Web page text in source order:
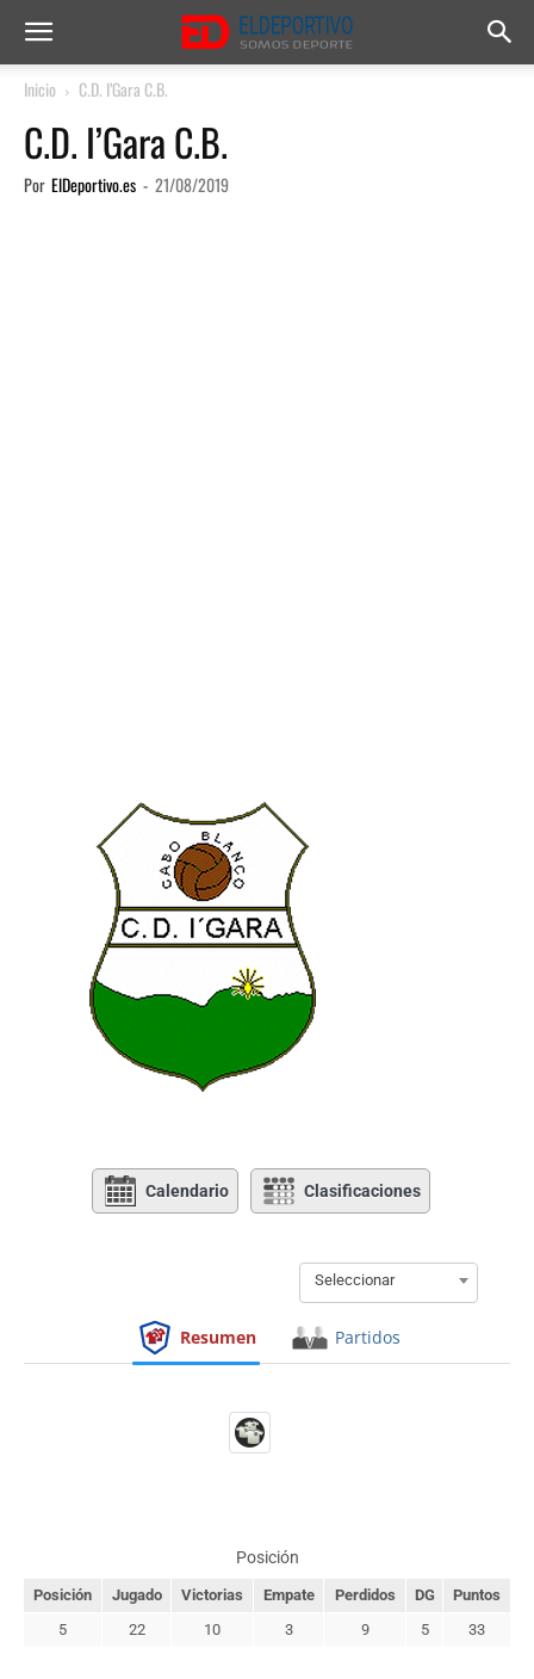
Inicio C.D. I’Gara C.B.
C.D. I’Gara C.B.
Por ElDeportivo.es - 21/08/2019
Calendario Clasificaciones
Seleccionar
Resumen Partidos
Posición
Posición Jugado Victorias Empate Perdidos DG
Puntos
5
22 10 3 9 5 33